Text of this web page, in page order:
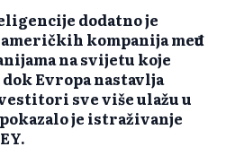
dodatno je
kompanija među
na svijetu koje
Evropa nastavlja
sve više ulažu u
je istraživanje